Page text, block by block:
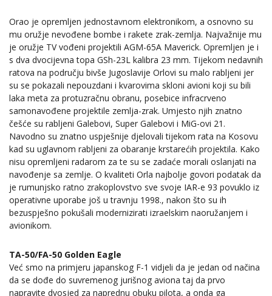
Orao je opremljen jednostavnom elektronikom, a osnovno su
mu oružje nevođene bombe i rakete zrak-zemlja. Najvažnije mu
je oružje TV vođeni projektili AGM-65A Maverick. Opremljen je i
s dva dvocijevna topa GSh-23L kalibra 23 mm. Tijekom nedavnih
ratova na području bivše Jugoslavije Orlovi su malo rabljeni jer
su se pokazali nepouzdani i kvarovima skloni avioni koji su bili
laka meta za protuzračnu obranu, posebice infracrveno
samonavođene projektile zemlja-zrak. Umjesto njih znatno
češće su rabljeni Galebovi, Super Galebovi i MiG-ovi 21.
Navodno su znatno uspješnije djelovali tijekom rata na Kosovu
kad su uglavnom rabljeni za obaranje krstarećih projektila. Kako
nisu opremljeni radarom za te su se zadaće morali oslanjati na
navođenje sa zemlje. O kvaliteti Orla najbolje govori podatak da
je rumunjsko ratno zrakoplovstvo sve svoje IAR-e 93 povuklo iz
operativne uporabe još u travnju 1998., nakon što su ih
bezuspješno pokušali modernizirati izraelskim naoružanjem i
avionikom.
TA-50/FA-50 Golden Eagle
Već smo na primjeru japanskog F-1 vidjeli da je jedan od načina
da se dođe do suvremenog jurišnog aviona taj da prvo
napravite dvosjed za naprednu obuku pilota, a onda ga